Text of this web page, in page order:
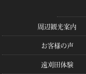
周辺観光案内
お客様の声
遠刈田体験